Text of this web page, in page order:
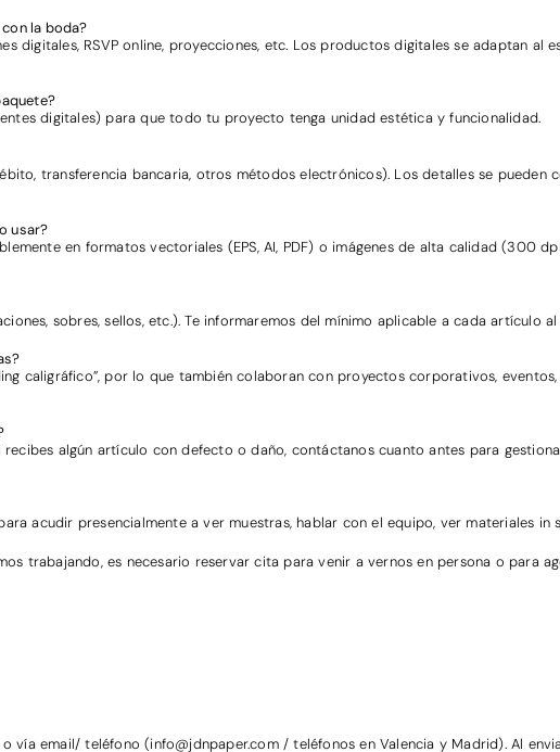
la boda?
digitales, RSVP online, proyecciones, etc. Los productos digitales se adaptan al
digitales) para que todo tu proyecto tenga unidad estética y funcionalidad.
transferencia bancaria, otros métodos electrónicos). Los detalles se pueden
usar?
en formatos vectoriales (EPS, AI, PDF) o imágenes de alta calidad (300
sobres, sellos, etc.). Te informaremos del mínimo aplicable a cada artículo
caligráfico”, por lo que también colaboran con proyectos corporativos,
algún artículo con defecto o daño, contáctanos cuanto antes para
acudir presencialmente a ver muestras, hablar con el equipo, ver materiales in
trabajando, es necesario reservar cita para venir a vernos en persona o para
vía email/ teléfono (info@jdnpaper.com/ teléfonos en Valencia y Madrid). Al